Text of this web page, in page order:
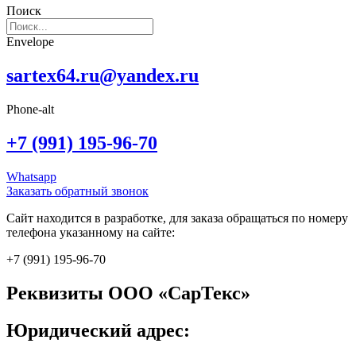
Поиск
Envelope
sartex64.ru@yandex.ru
Phone-alt
+7 (991) 195-96-70
Whatsapp
Заказать обратный звонок
Сайт находится в разработке, для заказа обращаться по номеру
телефона указанному на сайте:
+7 (991) 195-96-70
Реквизиты ООО «СарТекс»
Юридический адрес: